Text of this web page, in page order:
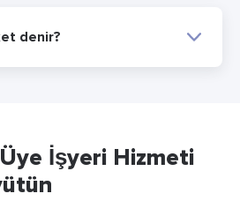
denir?
İşyeri Hizmeti